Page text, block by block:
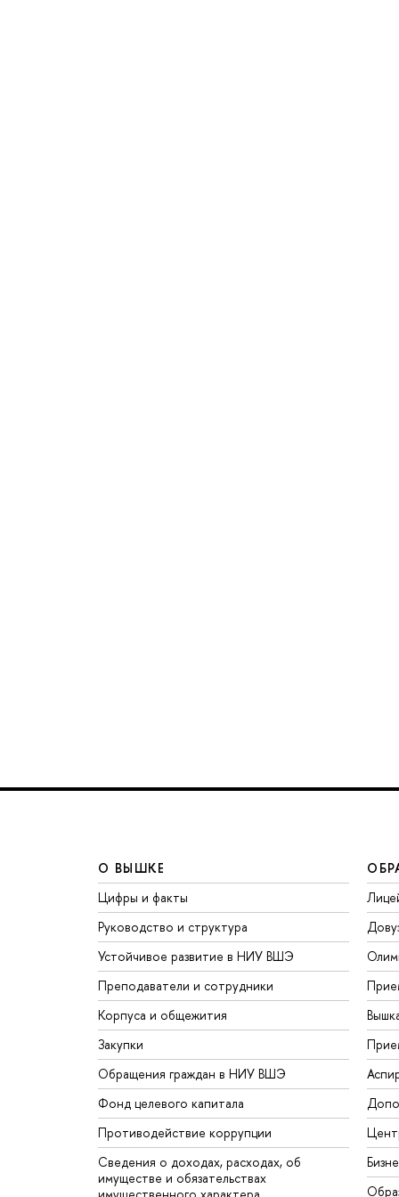
О ВЫШКЕ
Цифры и факты
Руководство и структура
Устойчивое развитие в НИУ ВШЭ
Преподаватели и сотрудники
Корпуса и общежития
Закупки
Обращения граждан в НИУ ВШЭ
Фонд целевого капитала
Противодействие коррупции
Сведения о доходах, расходах, об
имуществе и обязательствах